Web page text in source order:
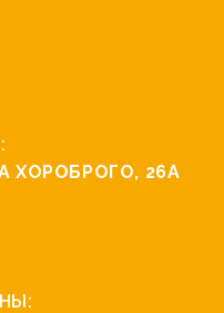
ХОРОБРОГО, 26А